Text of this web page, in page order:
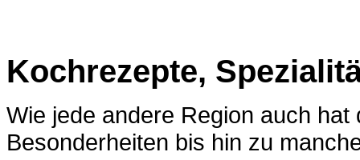
Kochrezepte,
Wie jede andere Region auch
Besonderheiten bis hin zu